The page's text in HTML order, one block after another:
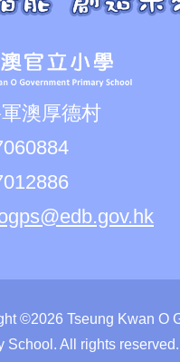
澳厚德村
©2026 Tseung Kwan O
School. All rights reserved.